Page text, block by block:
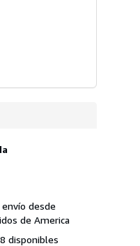
envío desde
de America
disponibles